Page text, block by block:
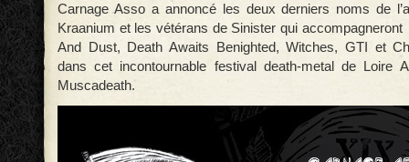
Carnage Asso a annoncé les deux derniers noms de
Kraanium et les vétérans de Sinister qui accompagneront
And Dust, Death Awaits Benighted, Witches, GTI et
dans cet incontournable festival death-metal de Loire
Muscadeath.